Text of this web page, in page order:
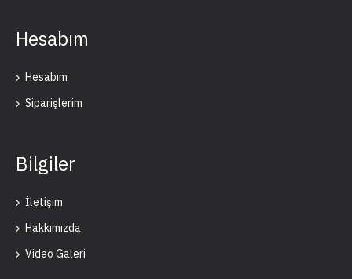
Hesabım
Hesabım
Siparişlerim
Bilgiler
İletişim
Hakkımızda
Video Galeri